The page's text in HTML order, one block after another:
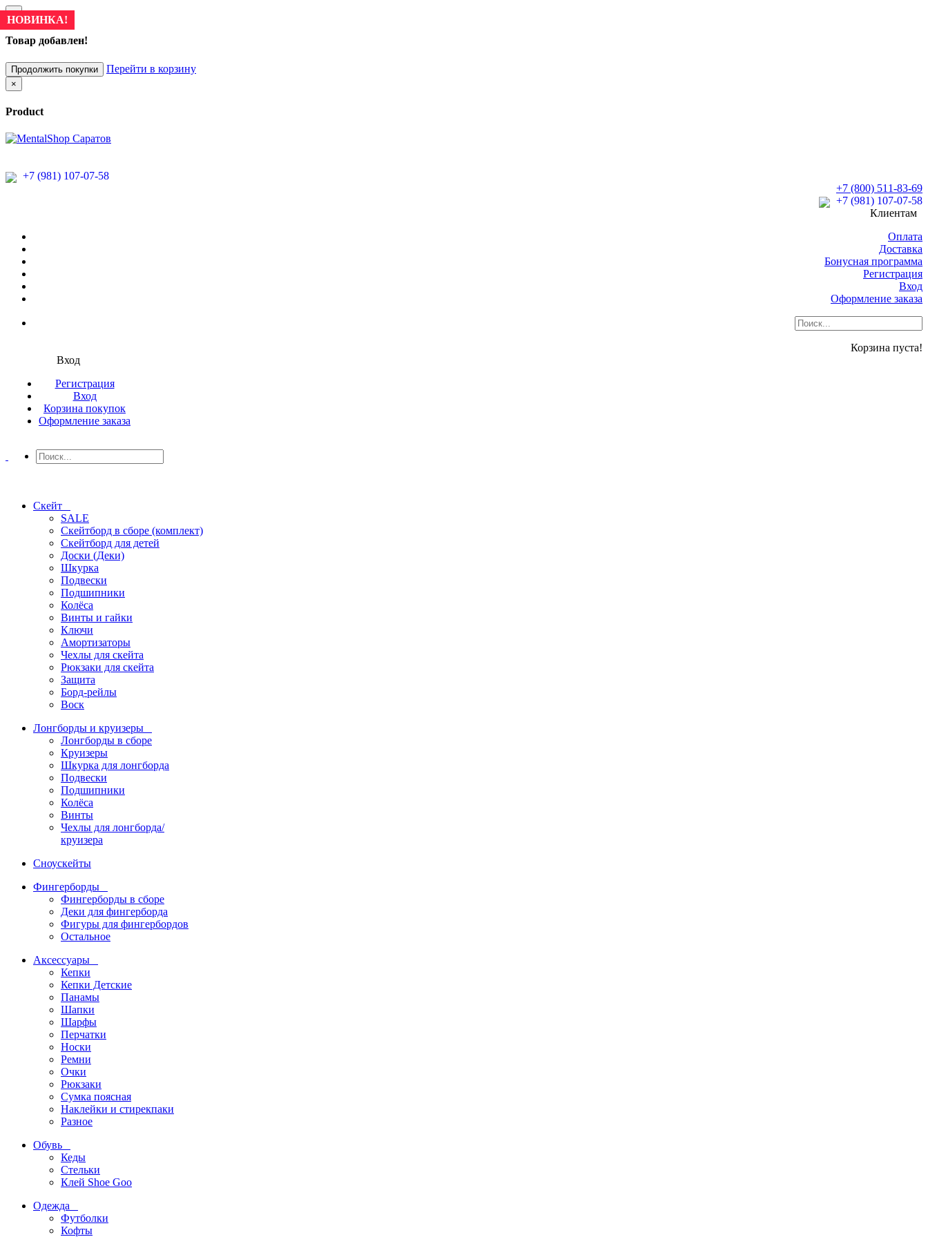
×
Товар добавлен!
Продолжить покупки Перейти в корзину
×
Product
+7 (981) 107-07-58
+7 (800) 511-83-69
+7 (981) 107-07-58
Клиентам
Оплата
Доставка
Бонусная программа
Регистрация
Вход
Оформление заказа
Корзина пуста!
Вход
Регистрация
Вход
Корзина покупок
Оформление заказа
Скейт
SALE
Скейтборд в сборе (комплект)
Скейтборд для детей
Доски (Деки)
Шкурка
Подвески
Подшипники
Колёса
Винты и гайки
Ключи
Амортизаторы
Чехлы для скейта
Рюкзаки для скейта
Защита
Борд-рейлы
Воск
Лонгборды и круизеры
Лонгборды в сборе
Круизеры
Шкурка для лонгборда
Подвески
Подшипники
Колёса
Винты
Чехлы для лонгборда/
круизера
Сноускейты
Фингерборды
Фингерборды в сборе
Деки для фингерборда
Фигуры для фингербордов
Остальное
Аксессуары
Кепки
Кепки Детские
Панамы
Шапки
Шарфы
Перчатки
Носки
Ремни
Очки
Рюкзаки
Сумка поясная
Наклейки и стирекпаки
Разное
Обувь
Кеды
Стельки
Клей Shoe Goo
Одежда
Футболки
Кофты
НОВИНКА!
НОВИНКА!